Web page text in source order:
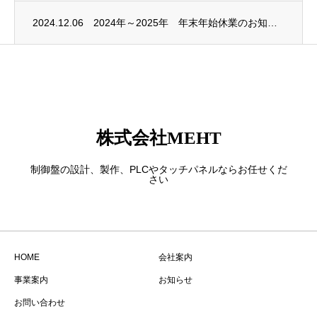
2024.12.06
株式会社MEHT
制御盤の設計、製作、PLCやタッチパネルならお任せくだ
さい
HOME 会社案内
事業案内 お知らせ
お問い合わせ